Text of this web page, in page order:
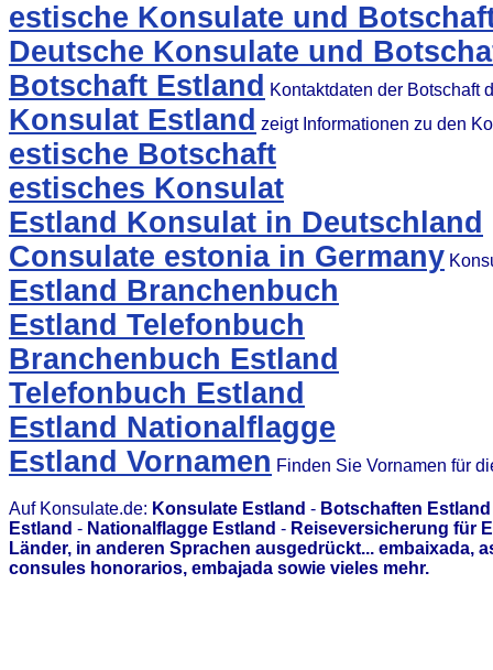
estische Konsulate und
Deutsche Konsulate und
Botschaft Estland
Kontaktdaten der Botschaft
Konsulat Estland zeigt Informationen zu den
estische Botschaft
estisches Konsulat
Estland Konsulat in Deutschland
Consulate estonia in Germany
Estland Branchenbuch
Estland Telefonbuch
Branchenbuch Estland
Telefonbuch Estland
Estland Nationalflagge
Estland Vornamen Finden Sie Vornamen für
Auf Konsulate.de: Konsulate Estland - Botschaften Estland
Estland - Nationalflagge Estland - Reiseversicherung für
Länder, in anderen Sprachen ausgedrückt...
consules honorarios, embajada sowie vieles mehr.